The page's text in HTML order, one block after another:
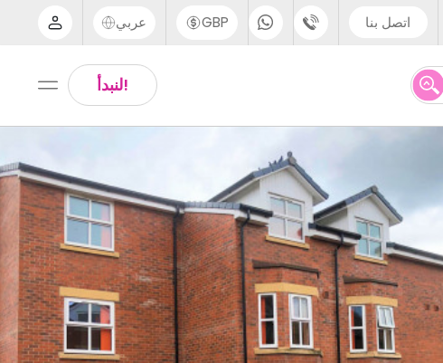
اتصل بنا
UK - +44 (0) 20 3871 8666
IN - +91 (80) 3711 1326
US - +1 (646) 718 6172
GBP عربي
Arabic
Thai
!لنبدأ